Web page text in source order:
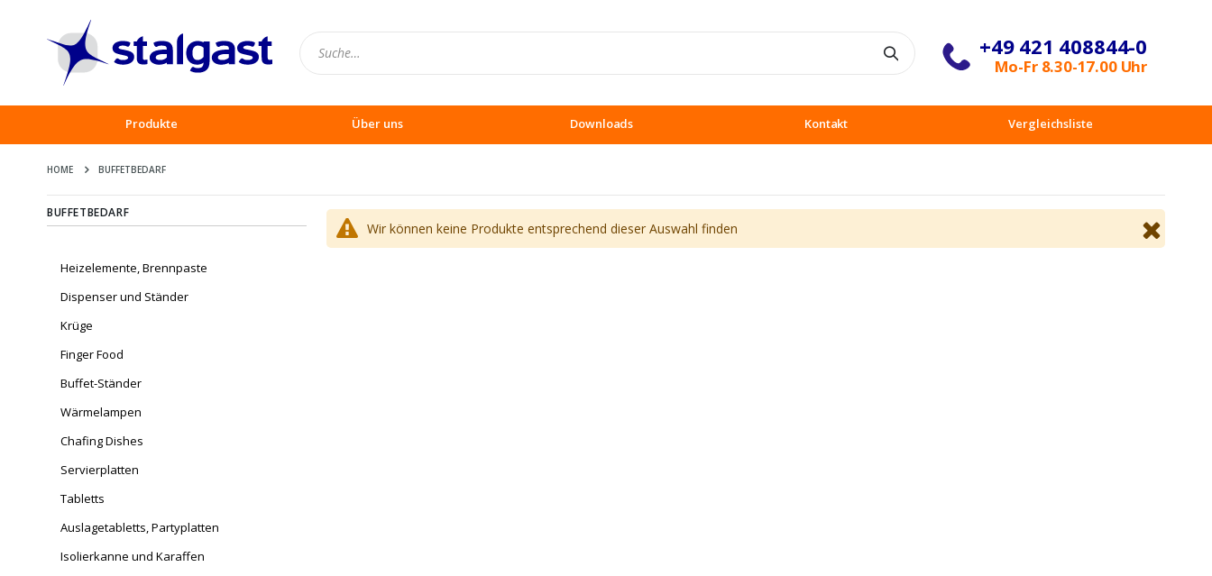
+49 421 408844-0
Mo-Fr 8.30-17.00 Uhr
Produkte Über uns Downloads Kontakt Vergleichsliste
HOME BUFFETBEDARF
Wir können keine Produkte entsprechend dieser Auswahl finden
BUFFETBEDARF
Heizelemente, Brennpaste
Dispenser und Ständer
Krüge
Finger Food
Buffet-Ständer
Wärmelampen
Chafing Dishes
Servierplatten
Tabletts
Auslagetabletts, Partyplatten
Isolierkanne und Karaffen